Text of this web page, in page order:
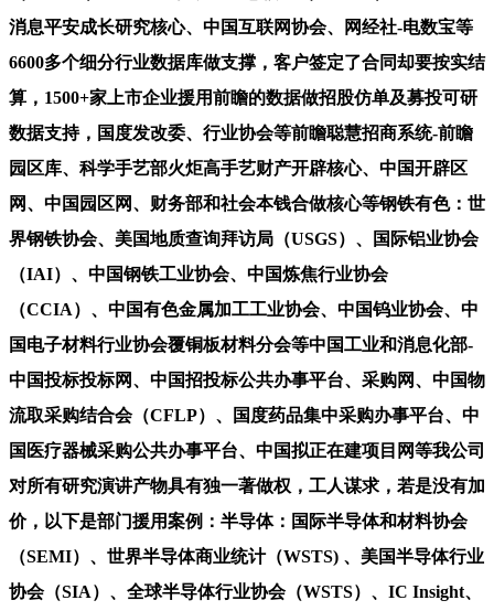
消息平安成长研究核心、中国互联网协会、网经社-电数宝等
6600多个细分行业数据库做支撑，客户签定了合同却要按实结
算，1500+家上市企业援用前瞻的数据做招股仿单及募投可研
数据支持，国度发改委、行业协会等前瞻聪慧招商系统-前瞻
园区库、科学手艺部火炬高手艺财产开辟核心、中国开辟区
网、中国园区网、财务部和社会本钱合做核心等钢铁有色：世
界钢铁协会、美国地质查询拜访局（USGS）、国际铝业协会
（IAI）、中国钢铁工业协会、中国炼焦行业协会
（CCIA）、中国有色金属加工工业协会、中国钨业协会、中
国电子材料行业协会覆铜板材料分会等中国工业和消息化部-
中国投标投标网、中国招投标公共办事平台、采购网、中国物
流取采购结合会（CFLP）、国度药品集中采购办事平台、中
国医疗器械采购公共办事平台、中国拟正在建项目网等我公司
对所有研究演讲产物具有独一著做权，工人谋求，若是没有加
价，以下是部门援用案例：半导体：国际半导体和材料协会
（SEMI）、世界半导体商业统计（WSTS) 、美国半导体行业
协会（SIA）、全球半导体行业协会（WSTS）、IC Insight、